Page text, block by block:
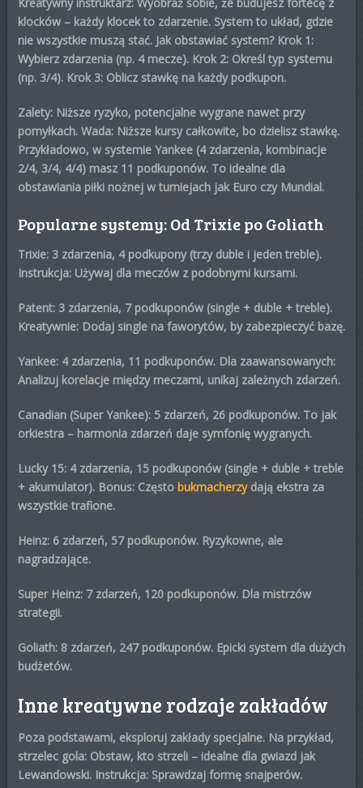
klocków – każdy klocek to zdarzenie. System to układ, gdzie
nie wszystkie muszą stać. Jak obstawiać system?Krok 1:
Wybierz zdarzenia (np. 4 mecze). Krok 2: Określ typ systemu
(np. 3/4). Krok 3: Oblicz stawkę na każdy podkupon.
Zalety: Niższe ryzyko, potencjalne wygrane nawet przy
pomyłkach. Wada: Niższe kursy całkowite, bo dzielisz stawkę.
Przykładowo, w systemie Yankee (4 zdarzenia, kombinacje
2/4, 3/4, 4/4) masz 11 podkuponów. To idealne dla
obstawiania piłki nożnejw turniejach jak Euro czy Mundial.
Popularne systemy: Od Trixie po Goliath
Trixie: 3 zdarzenia, 4 podkupony (trzy duble i jeden treble).
Instrukcja: Używaj dla meczów z podobnymi kursami.
Patent: 3 zdarzenia, 7 podkuponów (single + duble + treble).
Kreatywnie: Dodaj single na faworytów, by zabezpieczyć bazę.
Yankee: 4 zdarzenia, 11 podkuponów. Dla zaawansowanych:
Analizuj korelacje między meczami, unikaj zależnych zdarzeń.
Canadian (Super Yankee): 5 zdarzeń, 26 podkuponów. To jak
orkiestra – harmonia zdarzeń daje symfonię wygranych.
Lucky 15: 4 zdarzenia, 15 podkuponów (single + duble + treble
+ akumulator). Bonus: Często bukmacherzydają ekstra za
wszystkie trafione.
Heinz: 6 zdarzeń, 57 podkuponów. Ryzykowne, ale
nagradzające.
Super Heinz: 7 zdarzeń, 120 podkuponów. Dla mistrzów
strategii.
Goliath: 8 zdarzeń, 247 podkuponów. Epicki system dla dużych
budżetów.
Inne kreatywne rodzaje zakładów
Poza podstawami, eksploruj zakłady specjalne. Na przykład,
strzelec gola: Obstaw, kto strzeli – idealne dla gwiazd jak
Lewandowski. Instrukcja: Sprawdzaj formę snajperów.